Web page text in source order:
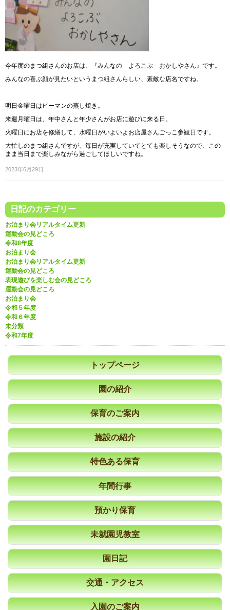
今年度のまつ組さんのお店は、『みんなの よろこぶ おかしやさん』です。
みんなの喜ぶ顔が見たいというまつ組さんらしい、素敵な店名ですね。
明日金曜日はピーマンの蒸し焼き。
来週月曜日は、年中さんと年少さんがお店に遊びに来る日。
火曜日にお店を修繕して、水曜日がいよいよお店屋さんごっこ参観日です。
大忙しのまつ組さんですが、毎日が充実していてとても楽しそうなので、この
まま当日まで楽しみながら過ごしてほしいですね。
2023年6月29日
日記のカテゴリー
お泊まり会リアルタイム更新
運動会の見どころ
令和8年度
お泊まり会
お泊まり会リアルタイム更新
運動会の見どころ
表現遊びを楽しむ会の見どころ
運動会の見どころ
お泊まり会
令和５年度
令和６年度
未分類
令和7年度
トップページ
園の紹介
保育のご案内
施設の紹介
特色ある保育
年間行事
預かり保育
未就園児教室
園日記
交通・アクセス
入園のご案内